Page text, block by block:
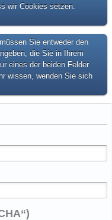
wir Cookies setzen.
Sie entweder den
die Sie in Ihrem
eines der beiden Felder
wissen, wenden Sie sich